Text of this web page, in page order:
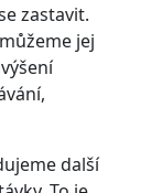
zastavit.
jej
další